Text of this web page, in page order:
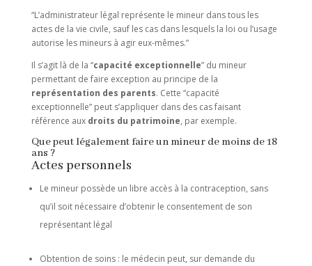
“L’administrateur légal représente le mineur dans tous les
actes de la vie civile, sauf les cas dans lesquels la loi ou l’usage
autorise les mineurs à agir eux-mêmes.”
Il s’agit là de la “capacité exceptionnelle” du mineur
permettant de faire exception au principe de la
représentation des parents. Cette “capacité
exceptionnelle” peut s’appliquer dans des cas faisant
référence aux droits du patrimoine, par exemple.
Que peut légalement faire un mineur de moins de 18
ans ?
Actes personnels
Le mineur possède un libre accès à la contraception, sans
qu’il soit nécessaire d’obtenir le consentement de son
représentant légal
Obtention de soins : le médecin peut, sur demande du